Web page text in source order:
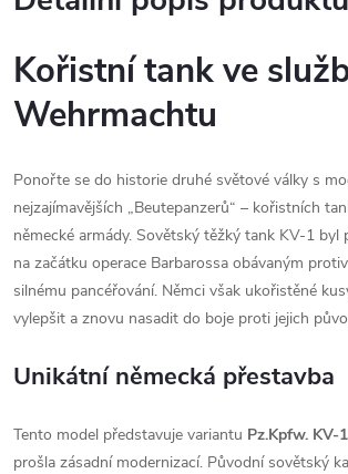
Kořistní tank ve
Wehrmachtu
Ponořte se do historie druhé světové války s
nejzajímavějších „Beutepanzerů“ – kořistních
německé armády. Sovětský těžký tank KV-1 byl
na začátku operace Barbarossa obávaným
silnému pancéřování. Němci však ukořistěné
vylepšit a znovu nasadit do boje proti jejich
Unikátní německá přestavba
Tento model představuje variantu Pz.Kpfw. KV-
prošla zásadní modernizací. Původní sovětský